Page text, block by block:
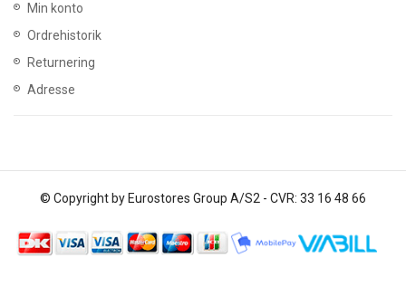
Min konto
Ordrehistorik
Returnering
Adresse
© Copyright by Eurostores Group A/S2 - CVR: 33 16 48 66